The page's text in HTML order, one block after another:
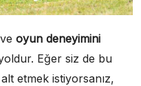
oyun deneyimini
Eğer siz de bu
etmek istiyorsanız,